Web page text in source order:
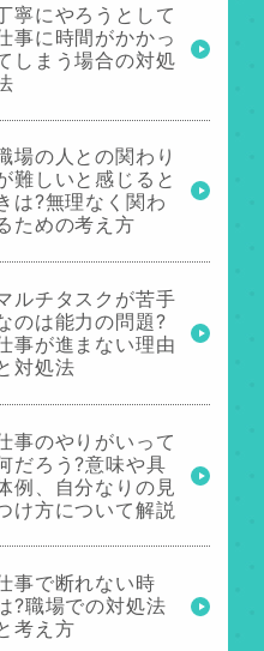
寧にやろうとして
事に時間がかかっ
しまう場合の対処
場の人との関わり
難しいと感じると
は?無理なく関わ
ための考え方
ルチタスクが苦手
のは能力の問題?
事が進まない理由
対処法
事のやりがいって
だろう?意味や具
例、自分なりの見
け方について解説
事で断れない時
?職場での対処法
考え方